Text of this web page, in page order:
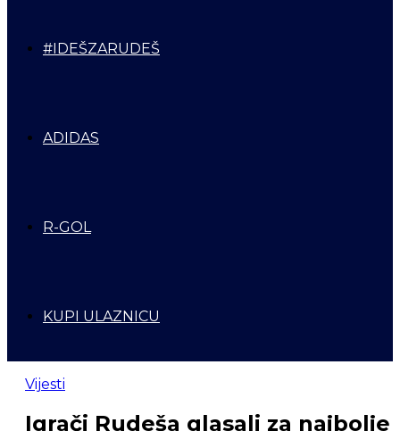
#IDEŠZARUDEŠ
ADIDAS
R-GOL
KUPI ULAZNICU
Vijesti
Igrači Rudeša glasali za najbolje